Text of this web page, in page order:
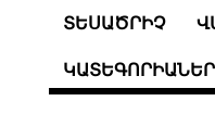
ՏԵՍԱԾՐԻՉ
ԿԱՏԵԳՈՐԻԱՆԵՐ